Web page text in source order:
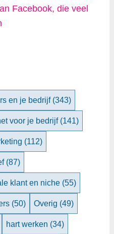
Facebook, die veel
en je bedrijf (343)
voor je bedrijf (141)
(112)
(87)
klant en niche (55)
(50) Overig (49)
hart werken (34)